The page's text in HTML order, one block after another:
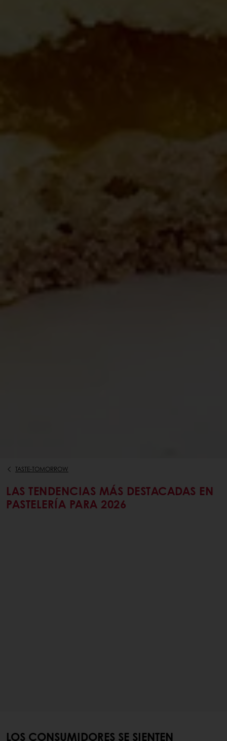
TASTE-TOMORROW
LAS TENDENCIAS MÁS DESTACADAS EN
PASTELERÍA PARA 2026
LOS CONSUMIDORES SE SIENTEN